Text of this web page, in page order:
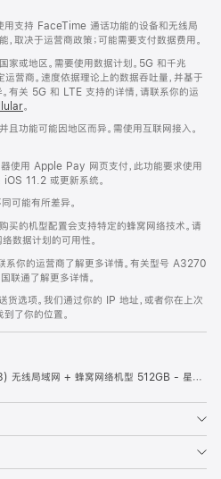
支持 FaceTime 通话功能的设备和无线局
取决于运营商政策；可能需要支付数据费用。
或地区。需要使用数据计划。5G 和千兆
营商。速度依据理论上的数据吞吐量，并基于
有关 5G 和 LTE 支持的详情，请联系你的运
。
功能可能因地区而异。需使用互联网接入。
使用 Apple Pay 网页支付，此功能要求使用
11.2 或更新系统。
可能有所差异。
买的机型配置会支持特定的蜂窝网络技术。请
数据计划的可用性。
系你的运营商了解更多详情。有关型号 A3270
联通了解更多详情。
货选项。我们通过你的 IP 地址，或者你在上次
了你的位置。
线局域网 + 蜂窝网络机型 512GB - 星光色